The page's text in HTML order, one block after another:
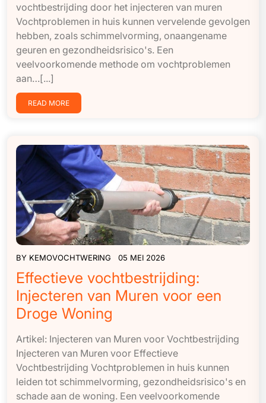
vochtbestrijding door het injecteren van muren
Vochtproblemen in huis kunnen vervelende gevolgen
hebben, zoals schimmelvorming, onaangename
geuren en gezondheidsrisico's. Een
veelvoorkomende methode om vochtproblemen
aan…[...]
READ MORE
BY KEMOVOCHTWERING 05 MEI 2026
Effectieve vochtbestrijding:
Injecteren van Muren voor een
Droge Woning
Artikel: Injecteren van Muren voor Vochtbestrijding
Injecteren van Muren voor Effectieve
Vochtbestrijding Vochtproblemen in huis kunnen
leiden tot schimmelvorming, gezondheidsrisico's en
schade aan de woning. Een veelvoorkomende